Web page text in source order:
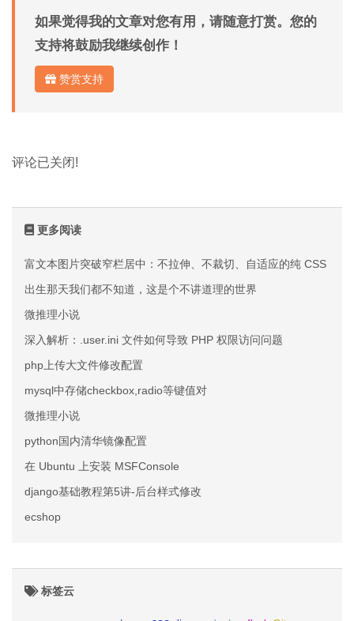
如果觉得我的文章对您有用，请随意打赏。您的
支持将鼓励我继续创作！
赞赏支持
评论已关闭!
更多阅读
富文本图片突破窄栏居中：不拉伸、不裁切、自适应的纯 CSS 方案
出生那天我们都不知道，这是个不讲道理的世界
微推理小说
深入解析：.user.ini 文件如何导致 PHP 权限访问问题
php上传大文件修改配置
mysql中存储checkbox,radio等键值对
微推理小说
python国内清华镜像配置
在 Ubuntu 上安装 MSFConsole
django基础教程第5讲-后台样式修改
ecshop
标签云